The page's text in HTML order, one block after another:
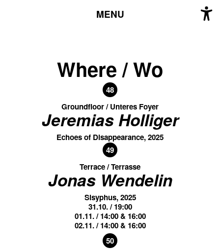
MENU
Where / Wo
48
Groundfloor / Unteres Foyer
Jeremias Holliger
Echoes of Disappearance, 2025
49
Terrace / Terrasse
Jonas Wendelin
Sisyphus, 2025
31.10. / 19:00
01.11. / 14:00 & 16:00
02.11. / 14:00 & 16:00
50